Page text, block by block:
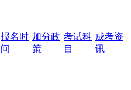
报名时
间
加分政
策
考试科
目
成考资
讯